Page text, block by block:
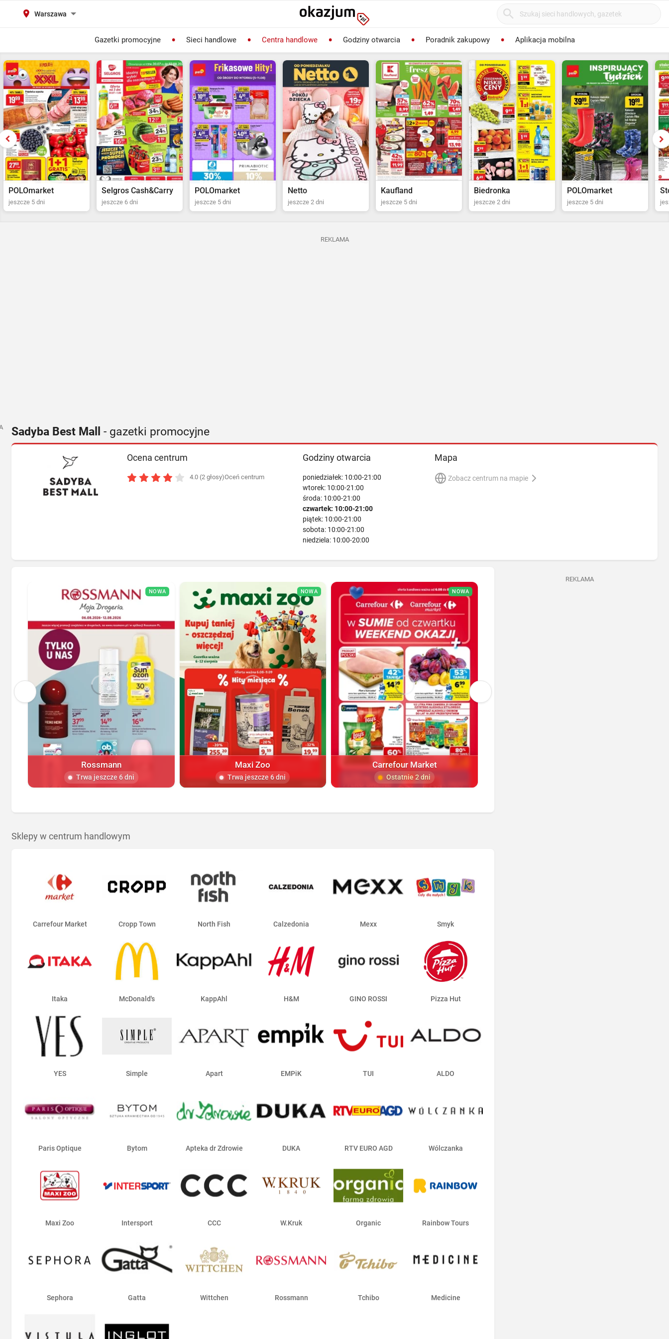
Warszawa
Gazetki promocyjne Sieci handlowe Centra handlowe Godziny otwarcia Poradnik zakupowy Aplikacja mobilna
Selgros Cash&Carry
jeszcze 6 dni
POLOmarket
jeszcze 5 dni
Netto
jeszcze 2 dni
Kaufland
jeszcze 5 dni
Biedronka
jeszcze 2 dni
POLOmarket
jeszcze 5 dni jeszcze 6 dni
REKLAMA
Sadyba Best Mall - gazetki promocyjne
Ocena centrum
4.0 (2 głosy)Oceń centrum
Godziny otwarcia
poniedziałek: 10:00-21:00
wtorek: 10:00-21:00
środa: 10:00-21:00
czwartek: 10:00-21:00
piątek: 10:00-21:00
sobota: 10:00-21:00
niedziela: 10:00-20:00
Mapa
Zobacz centrum na mapie
NOWA
Rossmann
Trwa jeszcze 6 dni
NOWA
Maxi Zoo
Trwa jeszcze 6 dni
NOWA
Carrefour Market
Ostatnie 2 dni
Sklepy w centrum handlowym
Carrefour Market Cropp Town North Fish Calzedonia Mexx Smyk
Itaka McDonald's KappAhl H&M GINO ROSSI Pizza Hut
YES Simple Apart EMPiK TUI ALDO
Paris Optique Bytom Apteka dr Zdrowie DUKA RTV EURO AGD Wólczanka
Maxi Zoo Intersport CCC W.Kruk Organic Rainbow Tours
Sephora Gatta Wittchen Rossmann Tchibo Medicine
REKLAMA